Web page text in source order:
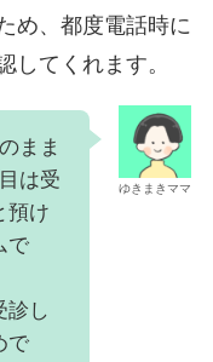
め、都度電話時に
してくれます。
ゆきまきママ
まま
は受
預け
で
診し
で